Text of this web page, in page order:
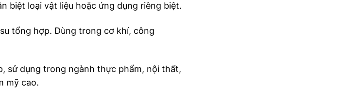
biệt loại vật liệu hoặc ứng dụng riêng biệt.
tổng hợp. Dùng trong cơ khí, công
sử dụng trong ngành thực phẩm, nội thất,
mỹ cao.